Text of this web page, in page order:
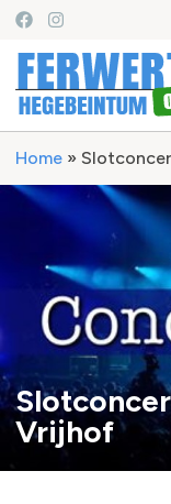
Home »
Vrijhof